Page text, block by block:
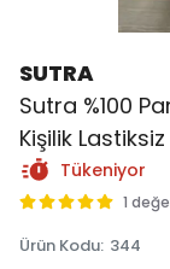
SUTRA
Sutra %100
Kişilik
Tükeniyor
1
Ürün Kodu: 344